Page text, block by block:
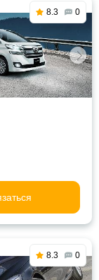
8.3 0
8.3 0